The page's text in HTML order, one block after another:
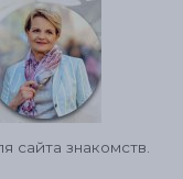
сайта знакомств.